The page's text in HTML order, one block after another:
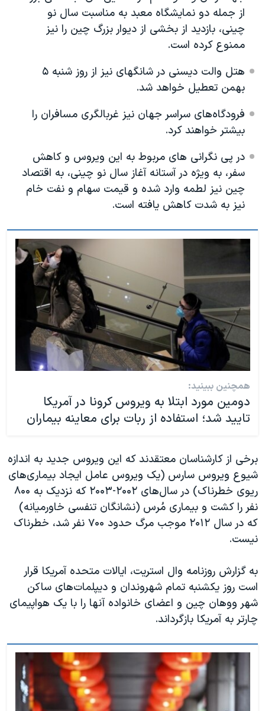
از جمله دو نمایشگاه معبد به مناسبت سال نو
چینی، بازدید از بخشی از دیوار بزرگ چین را نیز
ممنوع کرده است.
هتل والت دیسنی در شانگهای نیز از روز شنبه ۵
بهمن تعطیل خواهد شد.
فرودگاه‌های سراسر جهان نیز غربالگری مسافران را
بیشتر خواهند کرد.
در پی نگرانی های مربوط به این ویروس و کاهش
سفر، به ویژه در آستانه آغاز سال نو چینی، به اقتصاد
چین نیز لطمه وارد شده و قیمت سهام و نفت خام
نیز به شدت کاهش یافته است.
همچنین ببینید:
دومین مورد ابتلا به ویروس کرونا در آمریکا
تایید شد؛ استفاده از ربات برای معاینه بیماران
برخی از کارشناسان معتقدند که این ویروس جدید به اندازه
شیوع ویروس سارس (یک ویروس عامل ایجاد بیماری‌‌های
ریوی خطرناک) در سال‌های ۲۰۰۲-۲۰۰۳ که نزدیک به ۸۰۰
نفر را کشت و بیماری مُرس (نشانگان تنفسی خاورمیانه)
که در سال ۲۰۱۲ موجب مرگ حدود ۷۰۰ نفر شد، خطرناک
نیست.
به گزارش روزنامه وال استریت، ایالات متحده آمریکا قرار
است روز یکشنبه تمام شهروندان و دیپلمات‌های ساکن
شهر ووهان چین و اعضای خانواده آنها را با یک هواپیمای
چارتر به آمریکا بازگرداند.